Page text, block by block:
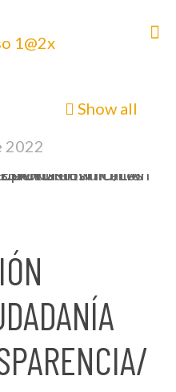
Show all
2022